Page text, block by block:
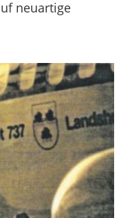
neuartige